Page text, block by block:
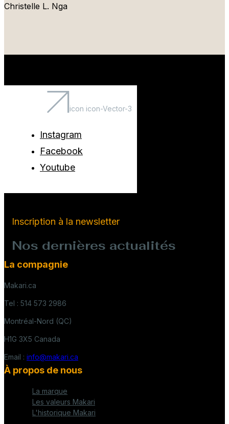
Christelle L. Nga
icon icon-Vector-3
Instagram
Facebook
Youtube
Inscription à la newsletter
Nos dernières actualités
La compagnie
Makari.ca
Tel : 514 573 2986
Montréal-Nord (QC)
H1G 3X5 Canada
Email : info@makari.ca
À propos de nous
La marque
Les valeurs Makari
L'historique Makari